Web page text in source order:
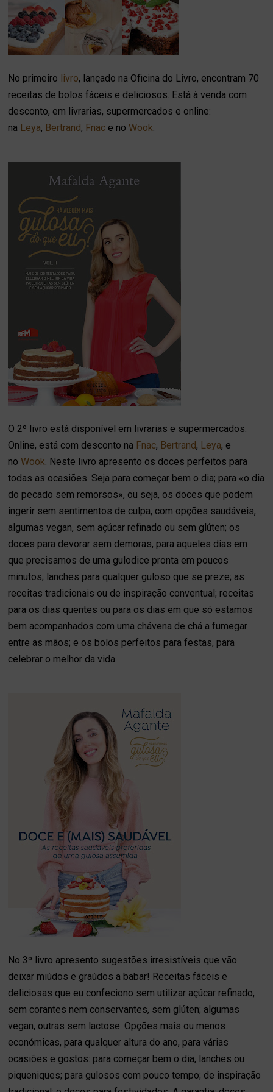
No primeiro livro, lançado na Oficina do Livro, encontram 70
receitas de bolos fáceis e deliciosos. Está à venda com
desconto, em livrarias, supermercados e online:
na Leya, Bertrand, Fnac e noWook
O 2º livro está disponível em livrarias e supermercados.
Online, está com desconto na Fnac, Bertrand, Leya, e
noWook . Neste livro apresento os doces perfeitos para
todas as ocasiões. Seja para começar bem o dia; para «o dia
do pecado sem remorsos», ou seja, os doces que podem
ingerir sem sentimentos de culpa, com opções saudáveis,
algumas vegan, sem açúcar refinado ou sem glúten; os
doces para devorar sem demoras, para aqueles dias em
que precisamos de uma gulodice pronta em poucos
minutos; lanches para qualquer guloso que se preze; as
receitas tradicionais ou de inspiração conventual; receitas
para os dias quentes ou para os dias em que só estamos
bem acompanhados com uma chávena de chá a fumegar
entre as mãos; e os bolos perfeitos para festas, para
celebrar o melhor da vida.
No 3º livro apresento sugestões irresistíveis que vão
deixar miúdos e graúdos a babar! Receitas fáceis e
deliciosas que eu confeciono sem utilizar açúcar refinado,
sem corantes nem conservantes, sem glúten; algumas
vegan, outras sem lactose. Opções mais ou menos
económicas, para qualquer altura do ano, para várias
ocasiões e gostos: para começar bem o dia, lanches ou
piqueniques; para gulosos com pouco tempo; de inspiração